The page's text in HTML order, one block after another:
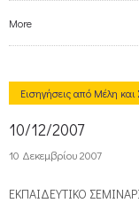
More
Εισηγήσεις από Μέλη και
10/12/2007
10 Δεκεμβρίου 2007
ΕΚΠΑΙΔΕΥΤΙΚΟ